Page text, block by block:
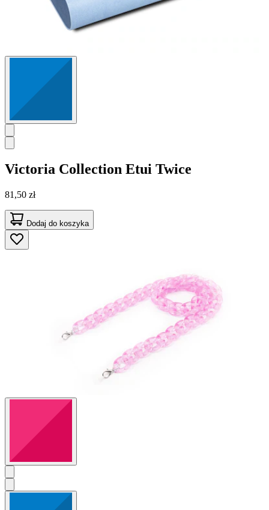
Victoria Collection Etui Twice
81,50 zł
Dodaj do koszyka